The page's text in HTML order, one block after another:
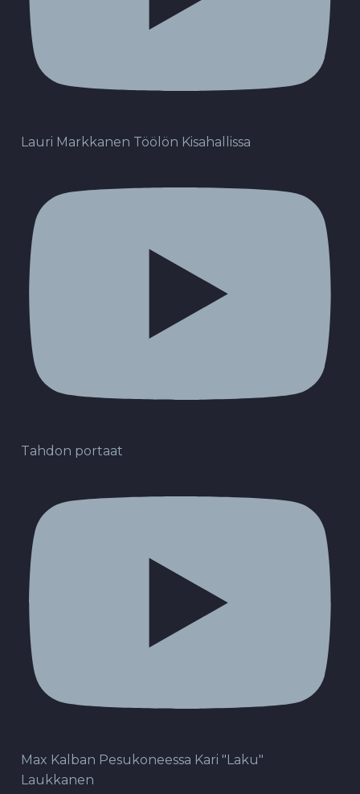
Lauri Markkanen Töölön Kisahallissa
Tahdon portaat
Max Kalban Pesukoneessa Kari "Laku"
Laukkanen